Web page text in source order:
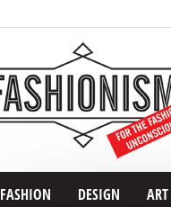
FASHION DESIGN ART